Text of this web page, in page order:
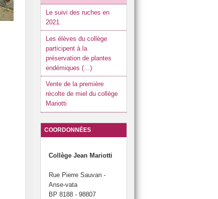
Durable (JDD).
Le suivi des ruches en
2021.
Les élèves du collège
participent à la
préservation de plantes
endémiques (…)
Vente de la première
récolte de miel du collège
Mariotti
COORDONNÉES
Collège Jean Mariotti
Rue Pierre Sauvan -
Anse-vata
BP 8188 - 98807